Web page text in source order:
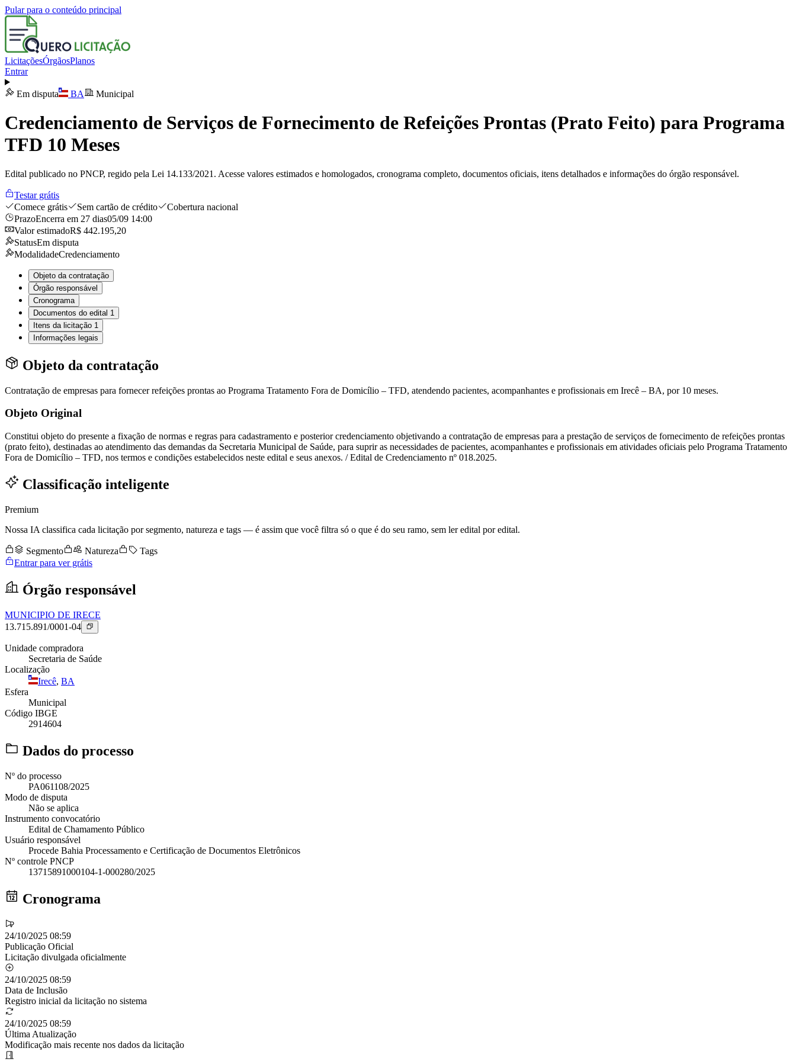
Pular para o conteúdo principal
LicitaçõesÓrgãosPlanos
Entrar
Em disputa BA Municipal
Credenciamento de Serviços de Fornecimento de Refeições Prontas (Prato Feito) para Programa
TFD 10 Meses
Edital publicado no PNCP, regido pela Lei 14.133/2021. Acesse valores estimados e homologados, cronograma completo, documentos oficiais, itens detalhados e informações do órgão responsável.
Testar grátis
Comece grátis
Sem cartão de crédito
Cobertura nacional
PrazoEncerra em 27 dias05/09 14:00
Valor estimadoR$ 442.195,20
StatusEm disputa
ModalidadeCredenciamento
Objeto da contratação
Órgão responsável
Cronograma
Documentos do edital 1
Itens da licitação 1
Informações legais
Objeto da contratação
Contratação de empresas para fornecer refeições prontas ao Programa Tratamento Fora de Domicílio – TFD, atendendo pacientes, acompanhantes e profissionais em Irecê – BA, por 10 meses.
Objeto Original
Constitui objeto do presente a fixação de normas e regras para cadastramento e posterior credenciamento objetivando a contratação de empresas para a prestação de serviços de fornecimento de refeições prontas
(prato feito), destinadas ao atendimento das demandas da Secretaria Municipal de Saúde, para suprir as necessidades de pacientes, acompanhantes e profissionais em atividades oficiais pelo Programa Tratamento
Fora de Domicílio – TFD, nos termos e condições estabelecidos neste edital e seus anexos. / Edital de Credenciamento nº 018.2025.
Classificação inteligente
Premium
Nossa IA classifica cada licitação por segmento, natureza e tags — é assim que você filtra só o que é do seu ramo, sem ler edital por edital.
Segmento Natureza
Tags
Entrar para ver grátis
Órgão responsável
MUNICIPIO DE IRECE
13.715.891/0001-04
Unidade compradora
Secretaria de Saúde
Localização
Irecê, BA
Esfera
Municipal
Código IBGE
2914604
Dados do processo
Nº do processo
PA061108/2025
Modo de disputa
Não se aplica
Instrumento convocatório
Edital de Chamamento Público
Usuário responsável
Procede Bahia Processamento e Certificação de Documentos Eletrônicos
Nº controle PNCP
13715891000104-1-000280/2025
Cronograma
24/10/2025 08:59
Publicação Oficial
Licitação divulgada oficialmente
24/10/2025 08:59
Data de Inclusão
Registro inicial da licitação no sistema
24/10/2025 08:59
Última Atualização
Modificação mais recente nos dados da licitação